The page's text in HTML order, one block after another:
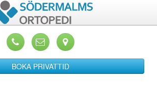
BOKA PRIVATTID